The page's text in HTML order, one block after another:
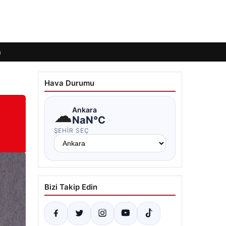
Hava Durumu
☁Ankara
NaN°C
ŞEHIR SEÇ
Bizi Takip Edin